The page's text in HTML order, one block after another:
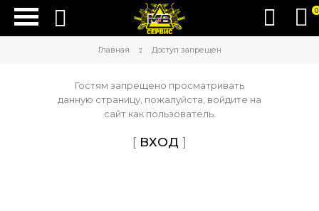
0
Главная Доступ запрещен
Гостям запрещено просматривать
данную страницу, пожалуйста, войдите на
сайт как пользователь.
[ ВХОД ]